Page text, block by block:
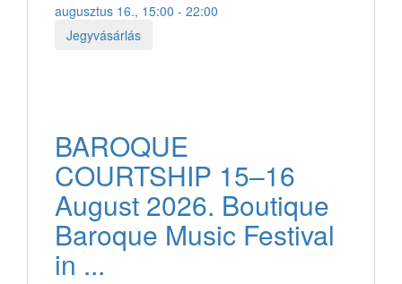
augusztus 16., 15:00 - 22:00
Jegyvásárlás
BAROQUE
COURTSHIP 15–16
August 2026. Boutique
Baroque Music Festival
in ...